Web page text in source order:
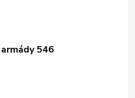
546